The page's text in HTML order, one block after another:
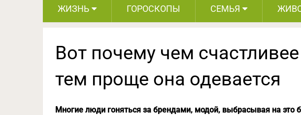
ЖИЗНЬ ГОРОСКОПЫ СЕМЬЯ
Вот почему чем
тем проще она одевается
Многие люди гоняться за брендами, модой, выбрасывая на это